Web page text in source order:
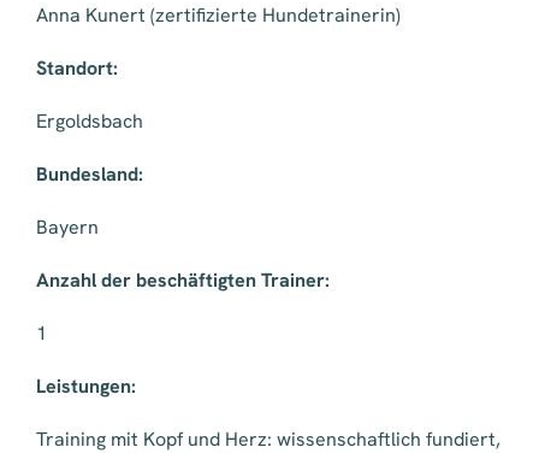
Anna Kunert (zertifizierte Hundetrainerin)
Standort:
Ergoldsbach
Bundesland:
Bayern
Anzahl der beschäftigten Trainer:
1
Leistungen:
Training mit Kopf und Herz: wissenschaftlich fundiert,